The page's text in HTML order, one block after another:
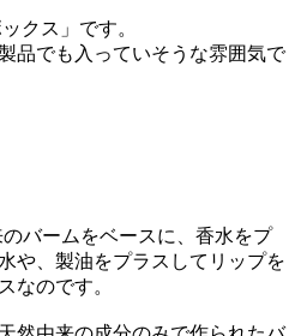
クス」です。
品でも入っていそうな雰囲気で
バームをベースに、香水をプ
や、製油をプラスしてリップを
なのです。